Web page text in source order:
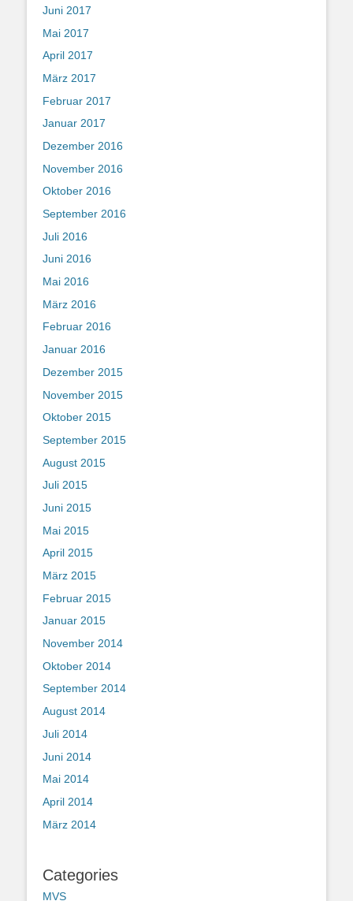
Juni 2017
Mai 2017
April 2017
März 2017
Februar 2017
Januar 2017
Dezember 2016
November 2016
Oktober 2016
September 2016
Juli 2016
Juni 2016
Mai 2016
März 2016
Februar 2016
Januar 2016
Dezember 2015
November 2015
Oktober 2015
September 2015
August 2015
Juli 2015
Juni 2015
Mai 2015
April 2015
März 2015
Februar 2015
Januar 2015
November 2014
Oktober 2014
September 2014
August 2014
Juli 2014
Juni 2014
Mai 2014
April 2014
März 2014
Categories
MVS